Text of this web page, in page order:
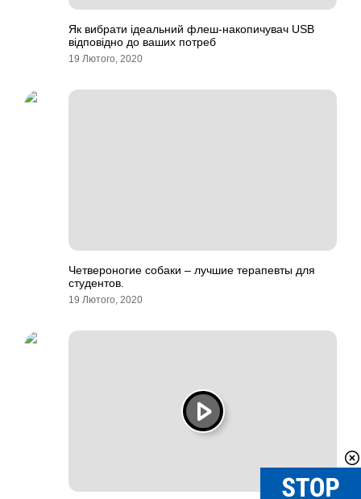
Як вибрати ідеальний флеш-накопичувач USB
відповідно до ваших потреб
19 Лютого, 2020
Четвероногие собаки – лучшие терапевты для
студентов.
19 Лютого, 2020